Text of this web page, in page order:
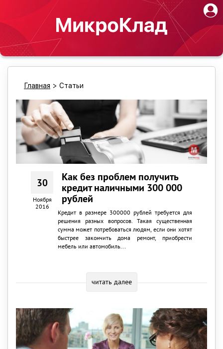
Главная > Статьи
30
Ноября
2016
Как без проблем получить
кредит наличными 300 000
рублей
Кредит в размере 300000 рублей требуется для
решения разных вопросов. Такая существенная
сумма может потребоваться людям, если они хотят
быстрее закончить дома ремонт, приобрести
мебель или автомобиль...
читать далее